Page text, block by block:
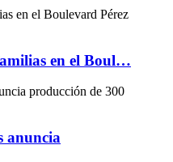
en el Boul…
anuncia